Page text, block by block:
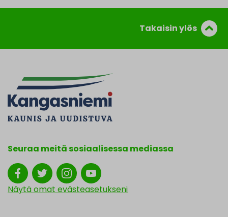
Takaisin ylös
Seuraa meitä sosiaalisessa mediassa
Näytä omat evästeasetukseni